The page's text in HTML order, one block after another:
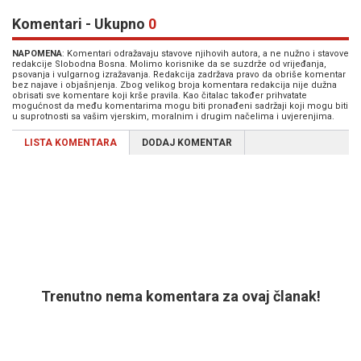
Komentari - Ukupno 0
NAPOMENA: Komentari odražavaju stavove njihovih autora, a ne nužno i stavove
redakcije Slobodna Bosna. Molimo korisnike da se suzdrže od vrijeđanja,
psovanja i vulgarnog izražavanja. Redakcija zadržava pravo da obriše komentar
bez najave i objašnjenja. Zbog velikog broja komentara redakcija nije dužna
obrisati sve komentare koji krše pravila. Kao čitalac također prihvatate
mogućnost da među komentarima mogu biti pronađeni sadržaji koji mogu biti
u suprotnosti sa vašim vjerskim, moralnim i drugim načelima i uvjerenjima.
LISTA KOMENTARA DODAJ KOMENTAR
Trenutno nema komentara za ovaj članak!